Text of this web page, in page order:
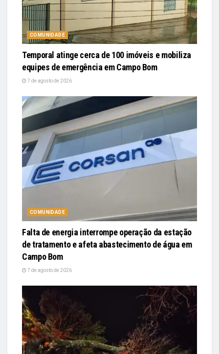
COMUNIDADE
Temporal atinge cerca de 100 imóveis e mobiliza
equipes de emergência em Campo Bom
7 de agosto de 2026
COMUNIDADE
Falta de energia interrompe operação da estação
de tratamento e afeta abastecimento de água em
Campo Bom
7 de agosto de 2026